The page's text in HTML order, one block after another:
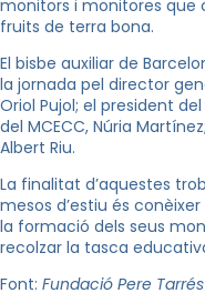
monitors i monitores que
fruits de terra bona.
El bisbe auxiliar de
la jornada pel director
Oriol Pujol; el president
del MCECC, Núria
Albert Riu.
La finalitat d’aquestes
mesos d’estiu és
la formació dels seus
recolzar la tasca
Font: Fundació Pere Tarrés